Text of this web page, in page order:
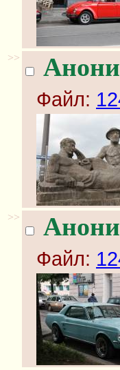
>>
Файл:
>>
Файл: